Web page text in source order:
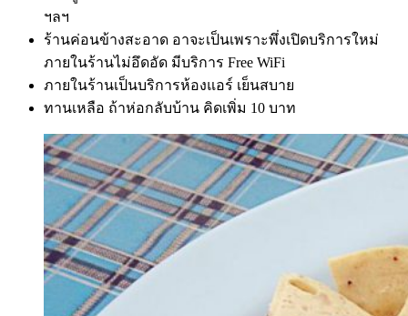
ฯลฯ
ร้านค่อนข้างสะอาด อาจะเป็นเพราะพึ่งเปิดบริการใหม่
ภายในร้านไม่อึดอัด มีบริการ Free WiFi
ภายในร้านเป็นบริการห้องแอร์ เย็นสบาย
ทานเหลือ ถ้าห่อกลับบ้าน คิดเพิ่ม 10 บาท